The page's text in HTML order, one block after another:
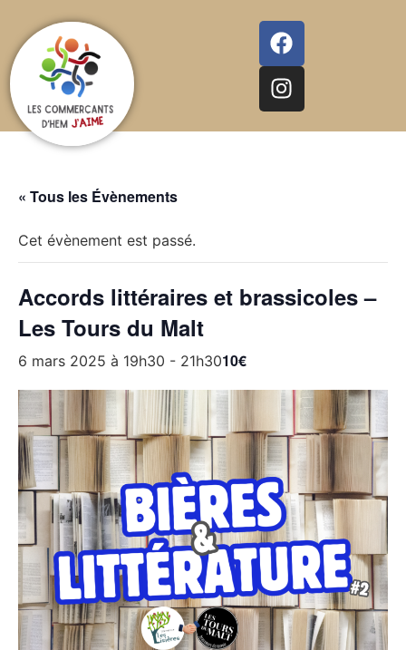
« Tous les Évènements
Cet évènement est passé.
Accords littéraires et brassicoles –
Les Tours du Malt
6 mars 2025 à 19h30 - 21h3010€